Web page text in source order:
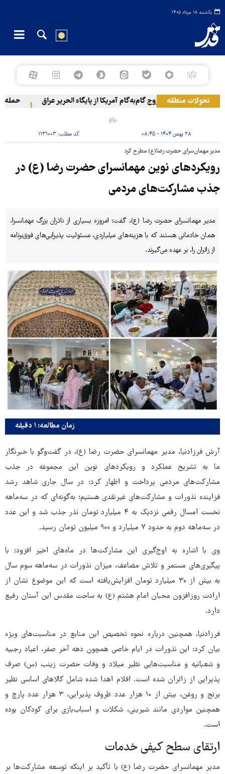
یکشنبه ۱۸ مرداد ۱۴۰۵
تحولات منطقهخروج گام‌به‌گام آمریکا از پایگاه الحریر عراق حمله
رواق
۲۸ بهمن ۱۴۰۴ - ۰۸:۴۵ کد مطلب: ۱۱۳۱۰۰۳
مدیر مهمان‌سرای حضرت رضا(ع) مطرح کرد
رویکردهای نوین مهمانسرای حضرت رضا (ع) در
جذب مشارکت‌های مردمی
مدیر مهمانسرای حضرت رضا (ع)، گفت: امروزه بسیاری از ناذران بزرگ مهمانسرا،
همان خادمانی هستند که با هزینه‌های میلیاردی، مسئولیت پذیرایی‌های فوق‌برنامه
از زائران را، بر عهده می‌گیرند.
زمان مطالعه: ۱ دقیقه
آرش فرزادنیا، مدیر مهمانسرای حضرت رضا (ع)، در گفت‌وگو با خبرنگار
ما به تشریح عملکرد و رویکردهای نوین این مجموعه در جذب
مشارکت‌های مردمی پرداخت و اظهار کرد: در سال جاری شاهد رشد
فزاینده نذورات و مشارکت‌های غیرنقدی هستیم؛ به‌گونه‌ای که در سه‌ماهه
نخست امسال رقمی نزدیک به ۴ میلیارد تومان نذر جذب شد و این عدد
در سه‌ماهه دوم به حدود ۷ میلیارد و ۹۰۰ میلیون تومان رسید.
وی با اشاره به اوج‌گیری این مشارکت‌ها در ماه‌های اخیر افزود: با
پیگیری‌های مستمر و تلاش مضاعف، میزان نذورات در سه‌ماهه سوم سال
به بیش از ۳۰ میلیارد تومان افزایش‌یافته است که این موضوع نشان از
ارادت روزافزون محبان امام هشتم (ع) به ساحت مقدس این آستان رفیع
دارد.
فرزادنیا، همچنین درباره نحوه تخصیص این منابع در مناسبت‌های ویژه
بیان کرد: این نذورات در ایام خاصی همچون دهه آخر صفر، اعیاد رجبیه
و شعبانیه و مناسبت‌هایی نظیر میلاد و وفات حضرت زینب (س) صرف
پذیرایی از زائران شده است. اقلام اهدا شده شامل کالاهای اساسی نظیر
برنج و روغن، بیش از ۱۰ هزار عدد ظروف پذیرایی، ۳ هزار عدد پارچ و
همچنین مواردی مانند شیرینی، شکلات و اسباب‌بازی برای کودکان بوده
است.
ارتقای سطح کیفی خدمات
مدیر مهمانسرای حضرت رضا (ع) با تأکید بر اینکه توسعه مشارکت‌ها بر